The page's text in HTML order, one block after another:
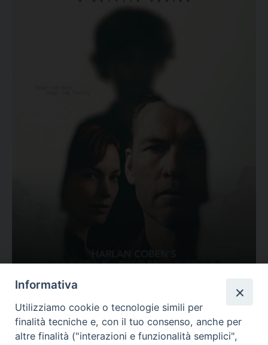
Valutazione
Complesso, Problematico
Tematica: Amore-Sentimenti, Carcere...
Informativa
Utilizziamo cookie o tecnologie simili per
finalità tecniche e, con il tuo consenso, anche per
altre finalità ("interazioni e funzionalità semplici",